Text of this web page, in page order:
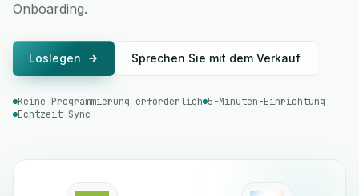
Onboarding.
Loslegen Sprechen Sie mit dem Verkauf
Keine Programmierung erforderlich 5-Minuten-Einrichtung
Echtzeit-Sync